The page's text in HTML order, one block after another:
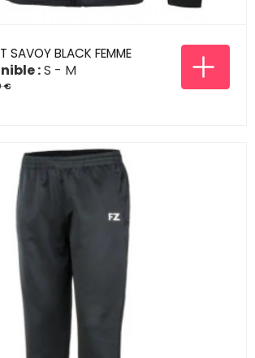
SAVOY BLACK FEMME
€
:S
M